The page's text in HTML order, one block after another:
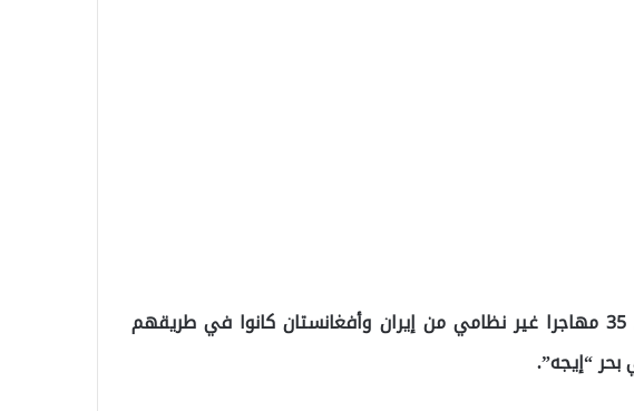
وأوضحت المصادر أن الحافلة كانت تقل 35 مهاجرا غير نظامي من إيران وأفغانستان كانوا في طريقهم
بحر “إيجه”.